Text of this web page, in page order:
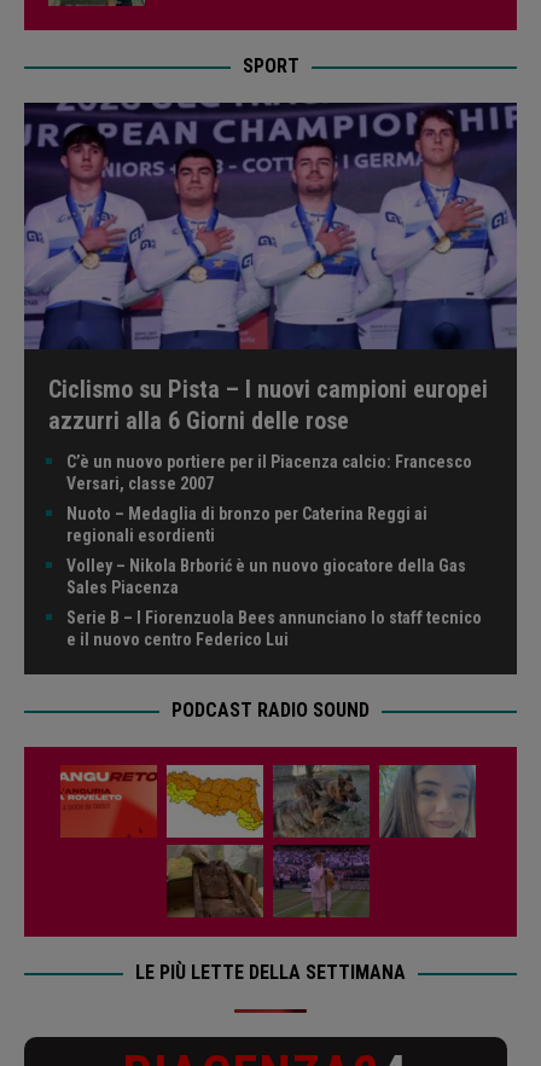
SPORT
Ciclismo su Pista – I nuovi campioni europei
azzurri alla 6 Giorni delle rose
C’è un nuovo portiere per il Piacenza calcio: Francesco
Versari, classe 2007
Nuoto – Medaglia di bronzo per Caterina Reggi ai
regionali esordienti
Volley – Nikola Brborić è un nuovo giocatore della Gas
Sales Piacenza
Serie B – I Fiorenzuola Bees annunciano lo staff tecnico
e il nuovo centro Federico Lui
PODCAST RADIO SOUND
LE PIÙ LETTE DELLA SETTIMANA